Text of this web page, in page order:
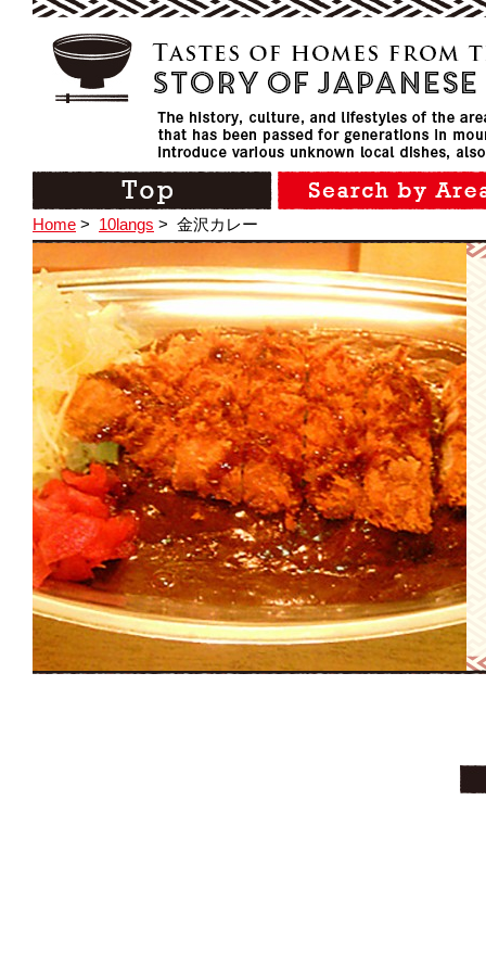
Home > 10langs > 金沢カレー